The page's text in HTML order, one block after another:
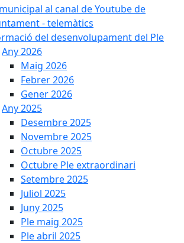
al canal de Youtube de
- telemàtics
del desenvolupament del Ple
Any 2026
Maig 2026
Febrer 2026
Gener 2026
Any 2025
Desembre 2025
Novembre 2025
Octubre 2025
Octubre Ple extraordinari
Setembre 2025
Juliol 2025
Juny 2025
Ple maig 2025
Ple abril 2025